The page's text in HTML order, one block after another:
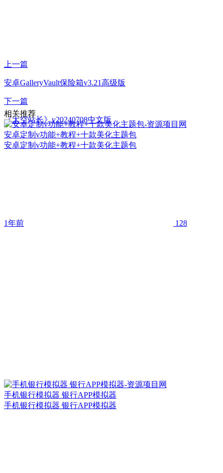
上一篇
安卓GalleryVault保险箱v3.21高级版
下一篇
《太空站长》v20240708中文版
相关推荐
安卓定制v功能+教程+十款美化主题包
安卓定制v功能+教程+十款美化主题包
1年前 128
手机银行模拟器 银行APP模拟器
手机银行模拟器 银行APP模拟器